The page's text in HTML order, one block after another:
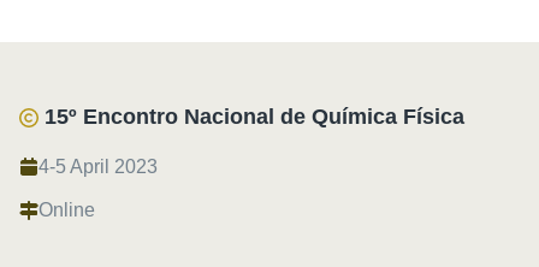
15º Encontro Nacional de Química Física
4-5 April 2023
Online